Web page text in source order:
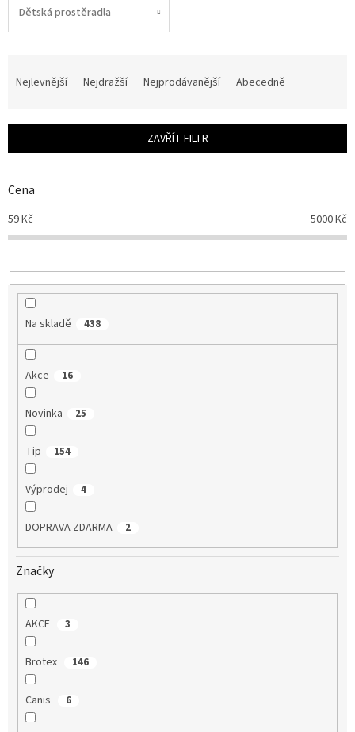
Dětská prostěradla
í
r
d
u
t
ů
Nejlevnější Nejdražší Nejprodávanější Abecedně
ZAVŘÍT FILTR
Cena
59Kč 5000Kč
Na skladě 438
Akce 16
Novinka 25
Tip 154
Výprodej 4
DOPRAVA ZDARMA 2
Značky
AKCE 3
Brotex 146
Canis 6